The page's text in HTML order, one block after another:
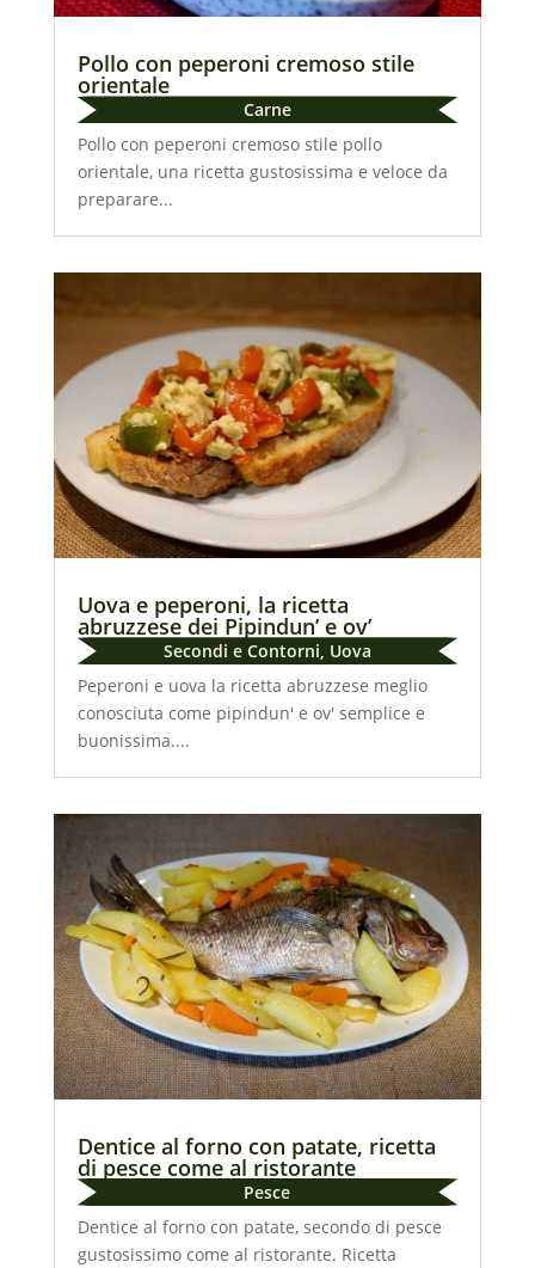
Pollo con peperoni cremoso stile
orientale
Carne
Pollo con peperoni cremoso stile pollo
orientale, una ricetta gustosissima e veloce da
preparare...
Uova e peperoni, la ricetta
abruzzese dei Pipindun’ e ov’
Secondi e Contorni, Uova
Peperoni e uova la ricetta abruzzese meglio
conosciuta come pipindun' e ov' semplice e
buonissima....
Dentice al forno con patate, ricetta
di pesce come al ristorante
Pesce
Dentice al forno con patate, secondo di pesce
gustosissimo come al ristorante. Ricetta